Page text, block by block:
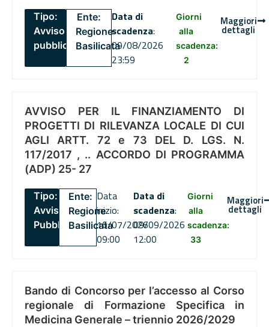
Tipo:
Avviso
pubblico
Ente:
Regione
Basilicata
Data di
scadenza:
09/08/2026
23:59
Giorni
alla
scadenza:
2
Maggiori
dettagli
AVVISO PER IL FINANZIAMENTO DI
PROGETTI DI RILEVANZA LOCALE DI CUI
AGLI ARTT. 72 e 73 DEL D. LGS. N.
117/2017 , .. ACCORDO DI PROGRAMMA
(ADP) 25- 27
Tipo:
Avviso
Pubblico
Ente:
Regione
Basilicata
Data
inizio:
16/07/2026
09:00
Data di
scadenza:
09/09/2026
12:00
Giorni
alla
scadenza:
33
Maggiori
dettagli
Bando di Concorso per l’accesso al Corso
regionale di Formazione Specifica in
Medicina Generale – triennio 2026/2029